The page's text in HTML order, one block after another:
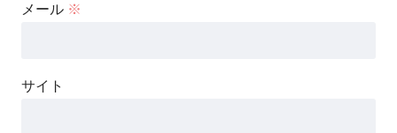
メール ※
サイト